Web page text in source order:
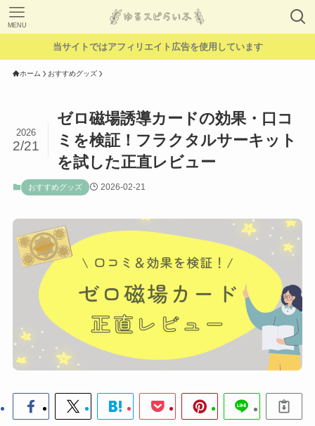
MENU
当サイトではアフィリエイト広告を使用しています
ホーム おすすめグッズ
ゼロ磁場誘導カードの効果・口コ
ミを検証！フラクタルサーキット
を試した正直レビュー
2026
2/21
おすすめグッズ 2026-02-21